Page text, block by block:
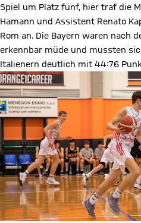
Spiel um Platz fünf, hier traf die
Hamann und Assistent Renato
Rom an. Die Bayern waren nach
erkennbar müde und mussten
Italienern deutlich mit 44:76